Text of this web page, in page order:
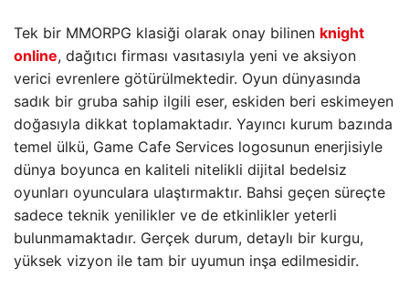
Tek bir MMORPG klasiği olarak onay bilinen knight
online, dağıtıcı firması vasıtasıyla yeni ve aksiyon
verici evrenlere götürülmektedir. Oyun dünyasında
sadık bir gruba sahip ilgili eser, eskiden beri eskimeyen
doğasıyla dikkat toplamaktadır. Yayıncı kurum bazında
temel ülkü, Game Cafe Services logosunun enerjisiyle
dünya boyunca en kaliteli nitelikli dijital bedelsiz
oyunları oyunculara ulaştırmaktır. Bahsi geçen süreçte
sadece teknik yenilikler ve de etkinlikler yeterli
bulunmamaktadır. Gerçek durum, detaylı bir kurgu,
yüksek vizyon ile tam bir uyumun inşa edilmesidir.